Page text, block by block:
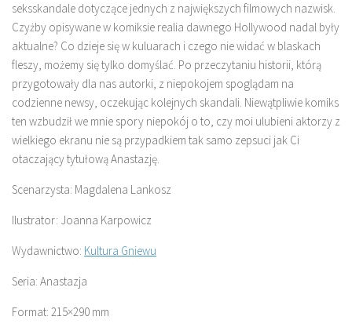
seksskandale dotyczące jednych z największych filmowych nazwisk.
Czyżby opisywane w komiksie realia dawnego Hollywood nadal były
aktualne? Co dzieje się w kuluarach i czego nie widać w blaskach
fleszy, możemy się tylko domyślać. Po przeczytaniu historii, którą
przygotowały dla nas autorki, z niepokojem spoglądam na
codzienne newsy, oczekując kolejnych skandali. Niewątpliwie komiks
ten wzbudził we mnie spory niepokój o to, czy moi ulubieni aktorzy z
wielkiego ekranu nie są przypadkiem tak samo zepsuci jak Ci
otaczający tytułową Anastazję.
Scenarzysta: Magdalena Lankosz
Ilustrator: Joanna Karpowicz
Wydawnictwo: Kultura Gniewu
Seria: Anastazja
Format: 215×290 mm